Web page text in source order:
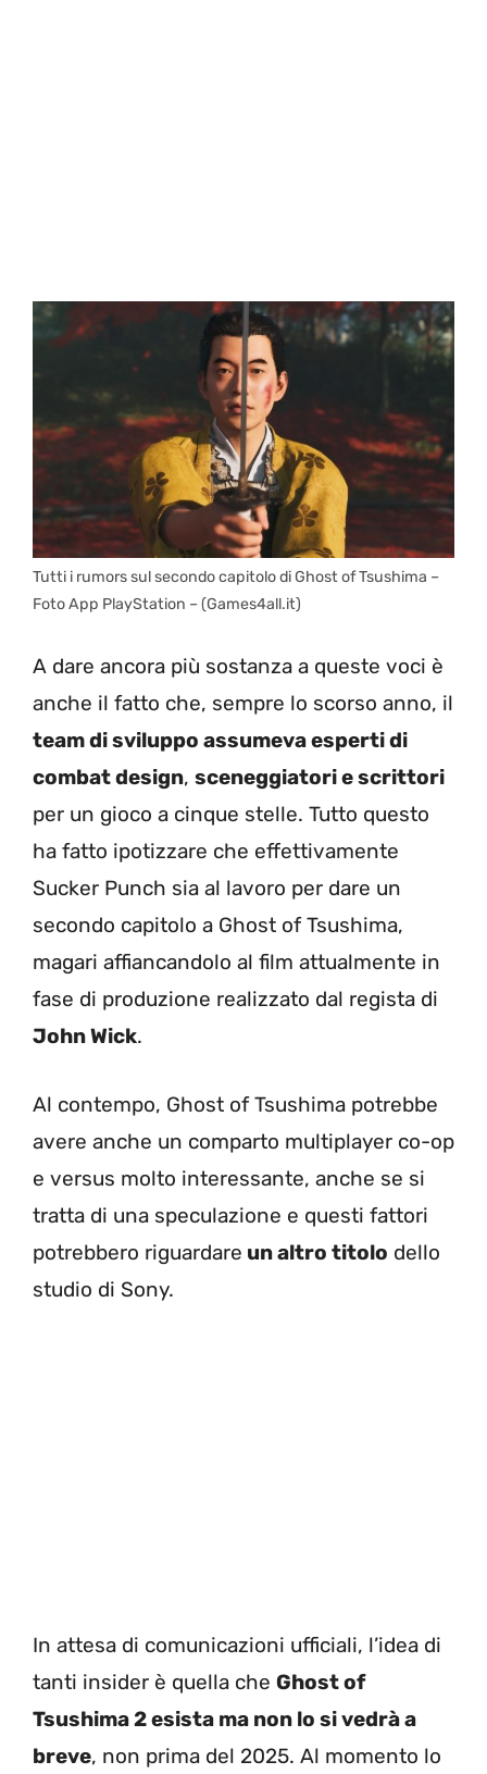
Tutti i rumors sul secondo capitolo di Ghost of Tsushima –
Foto App PlayStation – (Games4all.it)
A dare ancora più sostanza a queste voci è
anche il fatto che, sempre lo scorso anno, il
team di sviluppo assumeva esperti di
combat design, sceneggiatori e scrittori
per un gioco a cinque stelle. Tutto questo
ha fatto ipotizzare che effettivamente
Sucker Punch sia al lavoro per dare un
secondo capitolo a Ghost of Tsushima,
magari affiancandolo al film attualmente in
fase di produzione realizzato dal regista di
John Wick.
Al contempo, Ghost of Tsushima potrebbe
avere anche un comparto multiplayer co-op
e versus molto interessante, anche se si
tratta di una speculazione e questi fattori
potrebbero riguardare un altro titolo dello
studio di Sony.
In attesa di comunicazioni ufficiali, l’idea di
tanti insider è quella che Ghost of
Tsushima 2 esista ma non lo si vedrà a
breve, non prima del 2025. Al momento lo